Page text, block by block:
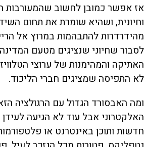
אז אפשר כמובן לחשוב שהמעורבות
וחיונית, ושהיא שומרת את תחום
לסבור שחיוני שנציגים מטעם
האתיקה והמהימנות של ערוצי
לא התפיסה שמציגים חברי הליכוד.
ומה האבסורד הגדול עם הרגולציה
האלקטרוני אבל עוד לא הגיעה
חדשות ותוכן באינטרנט או